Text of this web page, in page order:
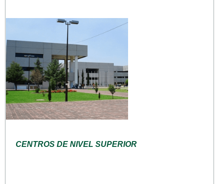
CENTROS DE NIVEL SUPERIOR